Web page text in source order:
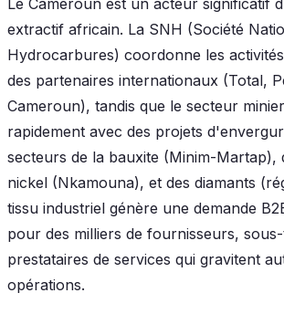
extractif africain. La SNH (Société
Hydrocarbures) coordonne les
des partenaires internationaux (Total,
Cameroun), tandis que le secteur
rapidement avec des projets
secteurs de la bauxite (Minim-Martap),
nickel (Nkamouna), et des diamants
tissu industriel génère une demande
pour des milliers de fournisseurs,
prestataires de services qui gravitent
opérations.